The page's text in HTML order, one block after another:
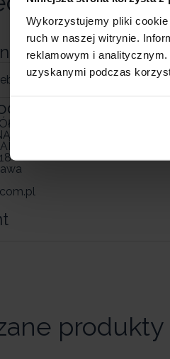
Wykorzystujemy pliki
ruch w naszej witrynie.
reklamowym i
uzyskanymi podczas
Z
produkty